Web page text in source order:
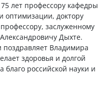
лет профессору кафедры
оптимизации, доктору
заслуженному
Дыхте.
Владимира
здоровья и долгой
благо российской науки и